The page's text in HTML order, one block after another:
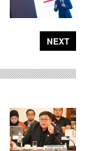
NEXT